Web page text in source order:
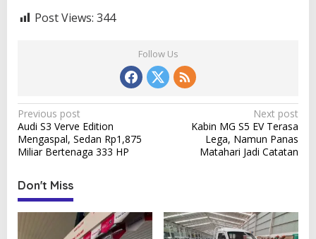
Post Views: 344
Follow Us
P
o
s
t
n
a
Previous post
Audi S3 Verve Edition
Mengaspal, Sedan Rp1,875
Miliar Bertenaga 333 HP
Next post
Kabin MG S5 EV Terasa
Lega, Namun Panas
Matahari Jadi Catatan
Don't Miss